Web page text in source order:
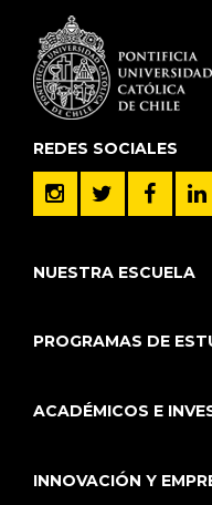
REDES SOCIALES
NUESTRA ESCUELA
PROGRAMAS DE
ACADÉMICOS E
INNOVACIÓN Y